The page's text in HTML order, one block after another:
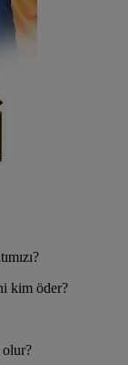
kim öder?
olur?